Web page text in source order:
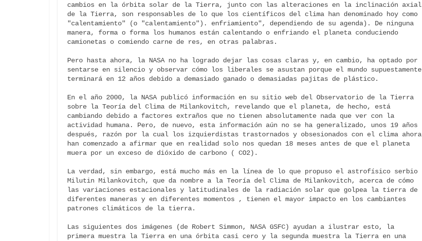
cambios en la órbita solar de la Tierra, junto con las alteraciones en la inclinación axial
de la Tierra, son responsables de lo que los científicos del clima han denominado hoy como
"calentamiento" (o "calentamiento"). enfriamiento", dependiendo de su agenda). De ninguna
manera, forma o forma los humanos están calentando o enfriando el planeta conduciendo
camionetas o comiendo carne de res, en otras palabras.
Pero hasta ahora, la NASA no ha logrado dejar las cosas claras y, en cambio, ha optado por
sentarse en silencio y observar cómo los liberales se asustan porque el mundo supuestamente
terminará en 12 años debido a demasiado ganado o demasiadas pajitas de plástico.
En el año 2000, la NASA publicó información en su sitio web del Observatorio de la Tierra
sobre la Teoría del Clima de Milankovitch, revelando que el planeta, de hecho, está
cambiando debido a factores extraños que no tienen absolutamente nada que ver con la
actividad humana. Pero, de nuevo, esta información aún no se ha generalizado, unos 19 años
después, razón por la cual los izquierdistas trastornados y obsesionados con el clima ahora
han comenzado a afirmar que en realidad solo nos quedan 18 meses antes de que el planeta
muera por un exceso de dióxido de carbono ( CO2).
La verdad, sin embargo, está mucho más en la línea de lo que propuso el astrofísico serbio
Milutin Milankovitch, que da nombre a la Teoría del Clima de Milankovitch, acerca de cómo
las variaciones estacionales y latitudinales de la radiación solar que golpea la tierra de
diferentes maneras y en diferentes momentos , tienen el mayor impacto en los cambiantes
patrones climáticos de la tierra.
Las siguientes dos imágenes (de Robert Simmon, NASA GSFC) ayudan a ilustrar esto, la
primera muestra la Tierra en una órbita casi cero y la segunda muestra la Tierra en una